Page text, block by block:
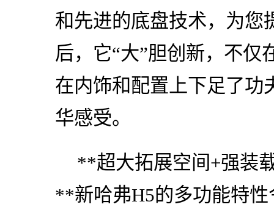
和先进的底盘技术，为您
后，它“大”胆创新，不仅
在内饰和配置上下足了功
华感受。
**超大拓展空间+强装
**新哈弗H5的多功能特